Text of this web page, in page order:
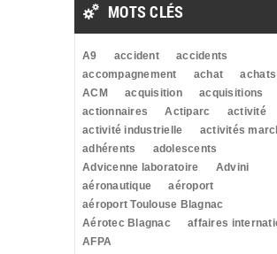
MOTS CLÉS
A9 accident
accidents
accompagnement
achat
achats
ACM
acquisition acquisitions
actionnaires
Actiparc
activité
activité industrielle
activités
adhérents
adolescents
Advicenne laboratoire
Advini
aéronautique
aéroport
aéroport Toulouse Blagnac
Aérotec Blagnac
affaires
AFPA